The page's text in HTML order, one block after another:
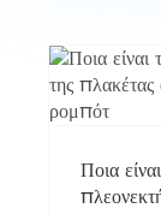
Ποια